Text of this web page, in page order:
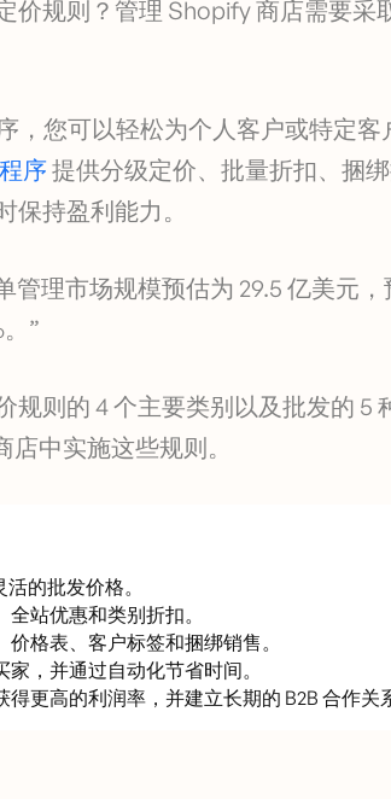
价规则？管理 Shopify 商店需要采
，您可以轻松为个人客户或特定客
序提供分级定价、批量折扣、捆
持盈利能力。
管理市场规模预估为 29.5 亿美元
”
则的 4 个主要类别以及批发的 5
店中实施这些规则。
的批发价格。
站优惠和类别折扣。
格表、客户标签和捆绑销售。
，并通过自动化节省时间。
更高的利润率，并建立长期的 B2B 合作关